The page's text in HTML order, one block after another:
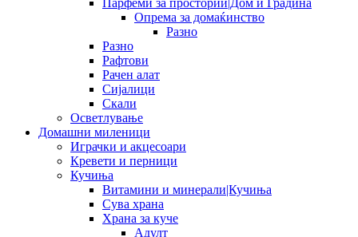
Опрема за домаќинство
Разно
Разно
Рафтови
Рачен алат
Сијалици
Скали
Осветлување
Домашни миленици
Играчки и акцесоари
Кревети и перници
Кучиња
Витамини и минерали|Кучиња
Сува храна
Храна за куче
Адулт